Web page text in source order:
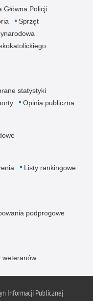
Główna Policji
Sprzęt
statystyki
Opinia publiczna
Listy rankingowe
podprogowe
weteranów
Informacji Publicznej